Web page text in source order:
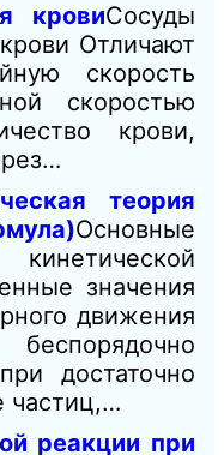
кровиСосуды
Отличают
скорость
скоростью
крови,
теория
Основные
значения
движения
достаточно
частиц,…
реакции при